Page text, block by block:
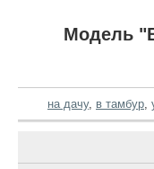
Модель
на дачу, в тамбур,